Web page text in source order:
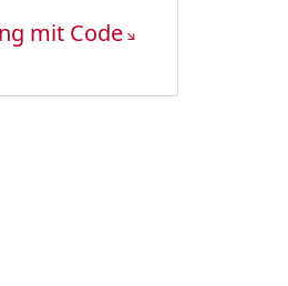
mit Code